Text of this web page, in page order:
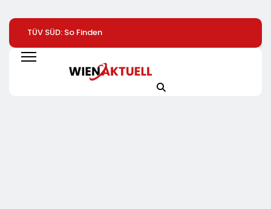
TÜV SÜD: So Finden
Verbraucher Das
Passende
Laserentfernungsmessgerät
Geberkonferenz:
Krise Der Welt Weitet
Batterietag: